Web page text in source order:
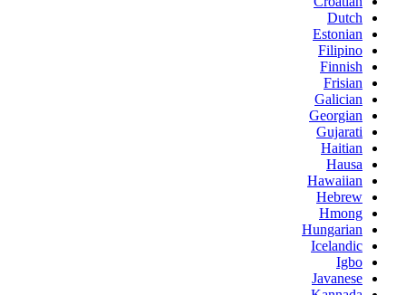
Dutch
Estonian
Filipino
Finnish
Frisian
Galician
Georgian
Gujarati
Haitian
Hausa
Hawaiian
Hebrew
Hmong
Hungarian
Icelandic
Igbo
Javanese